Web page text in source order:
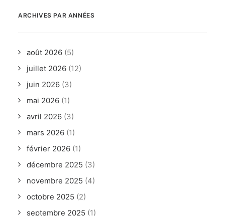
ARCHIVES PAR ANNÉES
août 2026 (5)
juillet 2026 (12)
juin 2026 (3)
mai 2026 (1)
avril 2026 (3)
mars 2026 (1)
février 2026 (1)
décembre 2025 (3)
novembre 2025 (4)
octobre 2025 (2)
septembre 2025 (1)